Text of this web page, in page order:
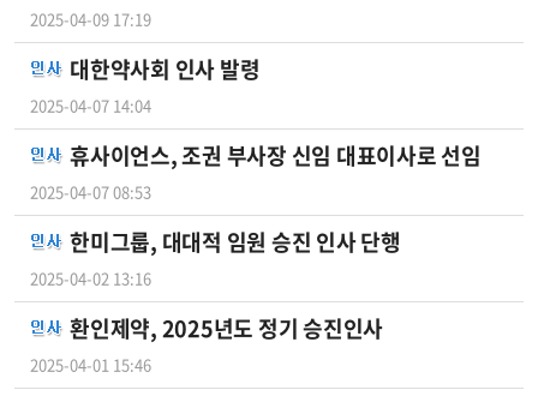
2025-04-09 17:19
대한약사회 인사 발령
2025-04-07 14:04
휴사이언스, 조권 부사장 신임 대표이사로 선임
2025-04-07 08:53
한미그룹, 대대적 임원 승진 인사 단행
2025-04-02 13:16
환인제약, 2025년도 정기 승진인사
2025-04-01 15:46